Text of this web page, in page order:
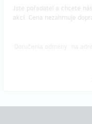
Jste pořadatel a chcete
akci. Cena nezahrnuje